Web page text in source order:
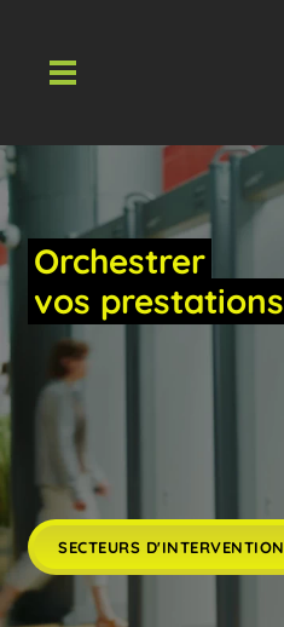
SECTEURS D'INTERVENTION
vos prestations
Orchestrer
Sureté et sécurité